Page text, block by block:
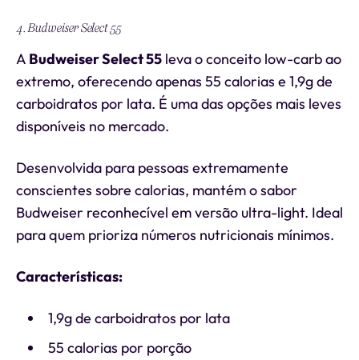
4. Budweiser Select 55
A Budweiser Select 55 leva o conceito low-carb ao
extremo, oferecendo apenas 55 calorias e 1,9g de
carboidratos por lata. É uma das opções mais leves
disponíveis no mercado.
Desenvolvida para pessoas extremamente
conscientes sobre calorias, mantém o sabor
Budweiser reconhecível em versão ultra-light. Ideal
para quem prioriza números nutricionais mínimos.
Características:
1,9g de carboidratos por lata
55 calorias por porção